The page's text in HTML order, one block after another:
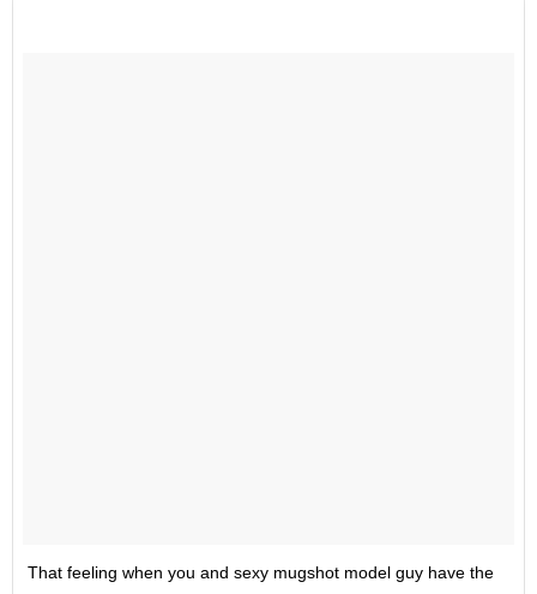
That feeling when you and sexy mugshot model guy have the